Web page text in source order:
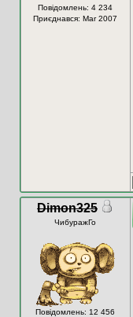
Повідомлень: 4 234
Приєднався: Mar 2007
Dimon325
ЧибуражГо
Повідомлень: 12 456